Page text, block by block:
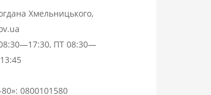
Хмельницького,
ПТ 08:30—
0800101580